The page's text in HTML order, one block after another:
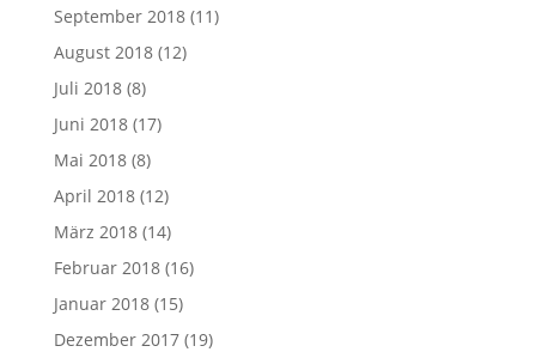
September 2018(11)
August 2018(12)
Juli 2018(8)
Juni 2018(17)
Mai 2018(8)
April 2018(12)
März 2018(14)
Februar 2018(16)
Januar 2018(15)
Dezember 2017(19)